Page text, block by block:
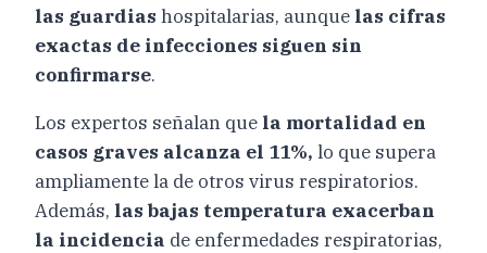
las guardias hospitalarias, aunque las cifras
exactas de infecciones siguen sin
confirmarse.
Los expertos señalan que la mortalidad en
casos graves alcanza el 11%, lo que supera
ampliamente la de otros virus respiratorios.
Además, las bajas temperatura exacerban
la incidencia de enfermedades respiratorias,